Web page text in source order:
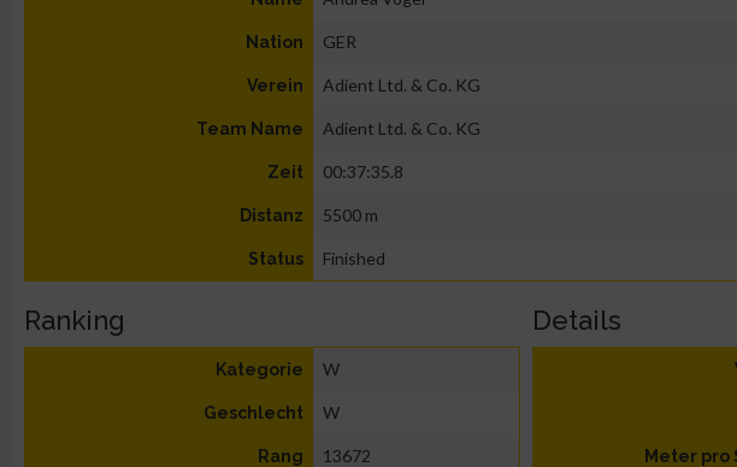
Nation GER
Verein Adient Ltd. & Co. KG
Team Name Adient Ltd. & Co. KG
Zeit 00:37:35.8
Distanz 5500 m
Status Finished
Ranking
Kategorie W
Geschlecht W
Rang 13672
Details
Meter pro